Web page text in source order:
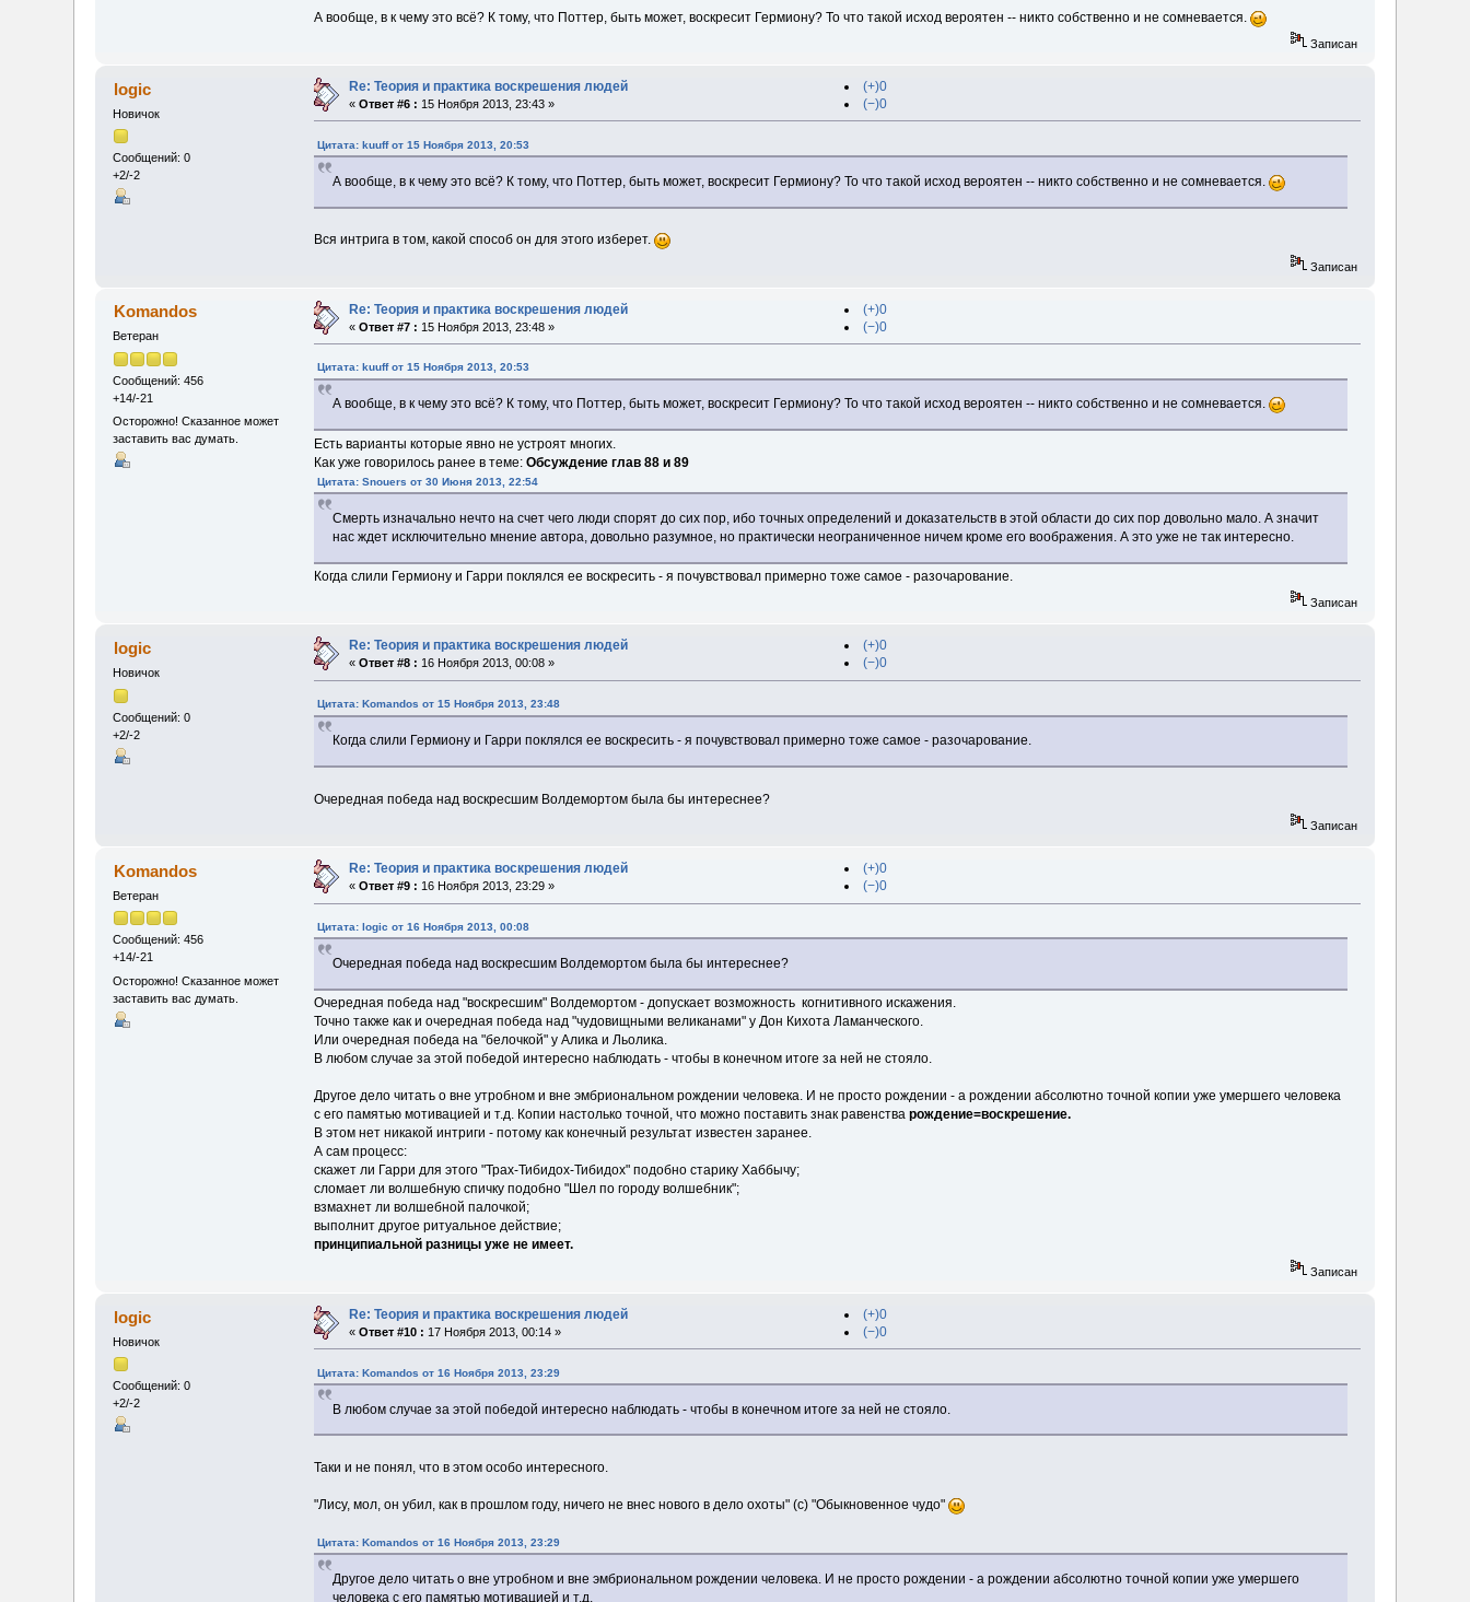
А вообще, в к чему это всё? К тому, что Поттер, быть может, воскресит Гермиону? То что такой исход вероятен -- никто собственно и не сомневается.
Записан
logic
Новичок
Сообщений: 0
+2/-2
Re: Теория и практика воскрешения людей
«Ответ #6 : 15 Ноября 2013, 23:43 »
(+)0
(−)0
Цитата: kuuff от 15 Ноября 2013, 20:53
А вообще, в к чему это всё? К тому, что Поттер, быть может, воскресит Гермиону? То что такой исход вероятен -- никто собственно и не сомневается.
Вся интрига в том, какой способ он для этого изберет.
Записан
Komandos
Ветеран
Сообщений: 456
+14/-21
Осторожно! Сказанное может
заставить вас думать.
Re: Теория и практика воскрешения людей
«Ответ #7 : 15 Ноября 2013, 23:48 »
(+)0
(−)0
Цитата: kuuff от 15 Ноября 2013, 20:53
А вообще, в к чему это всё? К тому, что Поттер, быть может, воскресит Гермиону? То что такой исход вероятен -- никто собственно и не сомневается.
Есть варианты которые явно не устроят многих.
Как уже говорилось ранее в теме: Обсуждение глав 88 и 89
Цитата: Snouers от 30 Июня 2013, 22:54
Смерть изначально нечто на счет чего люди спорят до сих пор, ибо точных определений и доказательств в этой области до сих пор довольно мало. А значит
нас ждет исключительно мнение автора, довольно разумное, но практически неограниченное ничем кроме его воображения. А это уже не так интересно.
Когда слили Гермиону и Гарри поклялся ее воскресить - я почувствовал примерно тоже самое - разочарование.
Записан
logic
Новичок
Сообщений: 0
+2/-2
Re: Теория и практика воскрешения людей
«Ответ #8 : 16 Ноября 2013, 00:08 »
(+)0
(−)0
Цитата: Komandos от 15 Ноября 2013, 23:48
Когда слили Гермиону и Гарри поклялся ее воскресить - я почувствовал примерно тоже самое - разочарование.
Очередная победа над воскресшим Волдемортом была бы интереснее?
Записан
Komandos
Ветеран
Сообщений: 456
+14/-21
Осторожно! Сказанное может
заставить вас думать.
Re: Теория и практика воскрешения людей
«Ответ #9 : 16 Ноября 2013, 23:29 »
(+)0
(−)0
Цитата: logic от 16 Ноября 2013, 00:08
Очередная победа над воскресшим Волдемортом была бы интереснее?
Очередная победа над "воскресшим" Волдемортом - допускает возможность когнитивного искажения.
Точно также как и очередная победа над "чудовищными великанами" у Дон Кихота Ламанческого.
Или очередная победа на "белочкой" у Алика и Льолика.
В любом случае за этой победой интересно наблюдать - чтобы в конечном итоге за ней не стояло.
Другое дело читать о вне утробном и вне эмбриональном рождении человека. И не просто рождении - а рождении абсолютно точной копии уже умершего человека
с его памятью мотивацией и т.д. Копии настолько точной, что можно поставить знак равенства рождение=воскрешение.
В этом нет никакой интриги - потому как конечный результат известен заранее.
А сам процесс:
скажет ли Гарри для этого "Трах-Тибидох-Тибидох" подобно старику Хаббычу;
сломает ли волшебную спичку подобно "Шел по городу волшебник";
взмахнет ли волшебной палочкой;
выполнит другое ритуальное действие;
принципиальной разницы уже не имеет.
Записан
logic
Новичок
Сообщений: 0
+2/-2
Re: Теория и практика воскрешения людей
«Ответ #10 : 17 Ноября 2013, 00:14 »
(+)0
(−)0
Цитата: Komandos от 16 Ноября 2013, 23:29
В любом случае за этой победой интересно наблюдать - чтобы в конечном итоге за ней не стояло.
Таки и не понял, что в этом особо интересного.
"Лису, мол, он убил, как в прошлом году, ничего не внес нового в дело охоты" (с) "Обыкновенное чудо"
Цитата: Komandos от 16 Ноября 2013, 23:29
Другое дело читать о вне утробном и вне эмбриональном рождении человека. И не просто рождении - а рождении абсолютно точной копии уже умершего
человека с его памятью мотивацией и т.д.